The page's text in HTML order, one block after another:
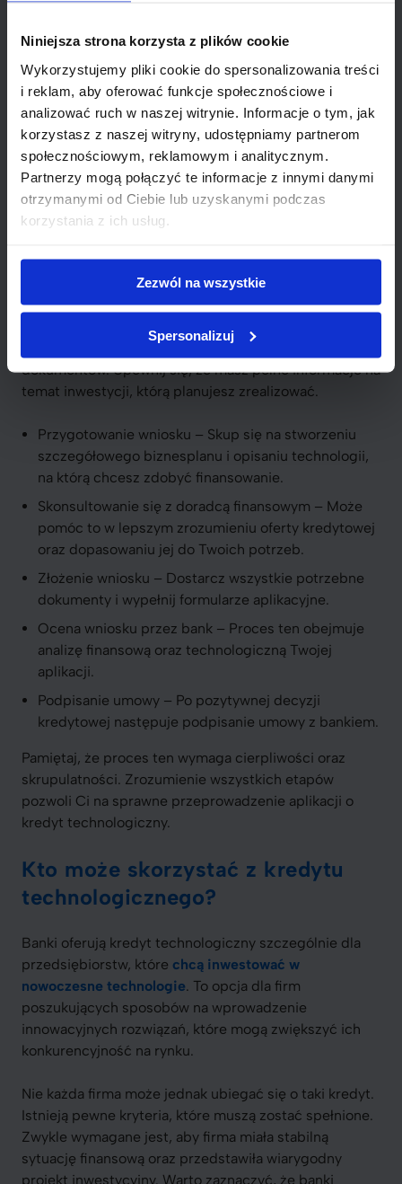
Niniejsza strona korzysta z plików cookie
Wykorzystujemy pliki cookie do spersonalizowania treści
i reklam, aby oferować funkcje społecznościowe i
analizować ruch w naszej witrynie. Informacje o tym, jak
korzystasz z naszej witryny, udostępniamy partnerom
społecznościowym, reklamowym i analitycznym.
Partnerzy mogą połączyć te informacje z innymi danymi
otrzymanymi od Ciebie lub uzyskanymi podczas
korzystania z ich usług.
Zezwól na wszystkie
Spersonalizuj
wymaga zazwyczaj przedstawienia szczegółowego
biznesplanu i oceny ryzyka. Ważne jest, aby firma
dokładnie przeanalizowała i przedstawiła swoje
potrzeby, co umożliwi uzyskanie jak
najkorzystniejszych warunków.
Procedura ubiegania się o kredyt
technologiczny
Wnioskowanie o kredyt technologiczny jest procesem,
który można podzielić na kilkakluczowych kroków.
wymagań kredytodawcy oraz zebranie potrzebnych
dokumentów. Upewnij się, że masz pełne informacje na
temat inwestycji, którą planujesz zrealizować.
Przygotowanie wniosku – Skup się na stworzeniu
szczegółowego biznesplanu i opisaniu technologii,
na którą chcesz zdobyć finansowanie.
Skonsultowanie się z doradcą finansowym – Może
pomóc to w lepszym zrozumieniu oferty kredytowej
oraz dopasowaniu jej do Twoich potrzeb.
Złożenie wniosku – Dostarcz wszystkie potrzebne
dokumenty i wypełnij formularze aplikacyjne.
Ocena wniosku przez bank – Proces ten obejmuje
analizę finansową oraz technologiczną Twojej
aplikacji.
Podpisanie umowy – Po pozytywnej decyzji
kredytowej następuje podpisanie umowy z bankiem.
Pamiętaj, że proces ten wymaga cierpliwości oraz
skrupulatności. Zrozumienie wszystkich etapów
pozwoli Ci na sprawne przeprowadzenie aplikacji o
kredyt technologiczny.
Kto może skorzystać z kredytu
technologicznego?
Banki oferują kredyt technologiczny szczególnie dla
przedsiębiorstw, które chcą inwestować w
nowoczesne technologie. To opcja dla firm
poszukujących sposobów na wprowadzenie
innowacyjnych rozwiązań, które mogą zwiększyć ich
konkurencyjność na rynku.
Nie każda firma może jednak ubiegać się o taki kredyt.
Istnieją pewne kryteria, które muszą zostać spełnione.
Zwykle wymagane jest, aby firma miała stabilną
sytuację finansową oraz przedstawiła wiarygodny
projekt inwestycyjny. Warto zaznaczyć, że banki